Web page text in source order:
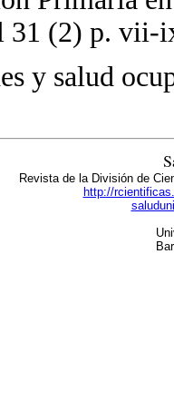
31 (2) p. vii-
y salud
Revista de la División de
http://